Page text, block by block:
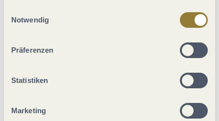
jederzeit widerrufen werden. Mit der Auswahl "Alle
ablehnen" kann es zu Beeinträchtigungen in der Nutzung
Notwendig
Präferenzen
Statistiken
Marketing
Betten & Zimmer
Fremdsprachen